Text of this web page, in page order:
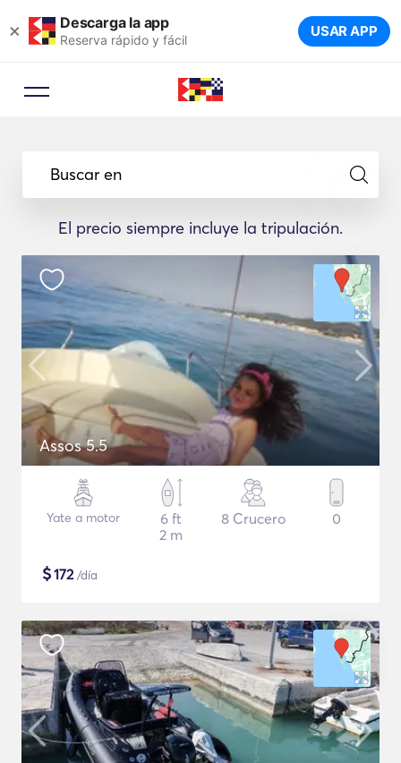
× Descarga la app
Reserva rápido y fácil USAR APP
Buscar en
El precio siempre incluye la tripulación.
Assos 5.5
Yate a motor
6 ft
2 m
8 Crucero 0
$172/día